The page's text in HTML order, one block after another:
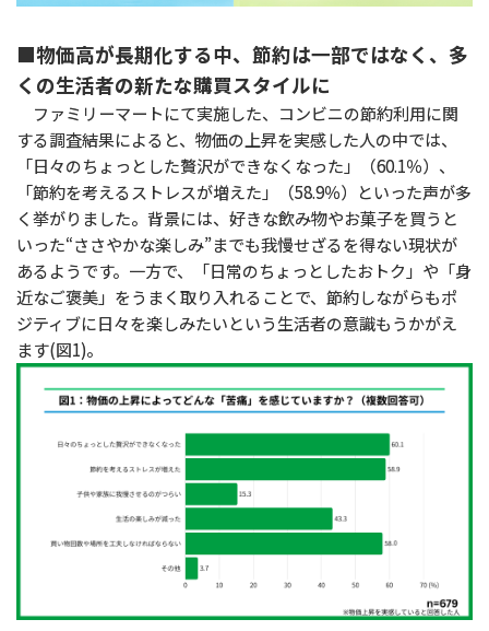
■物価高が長期化する中、節約は一部ではなく、多
くの生活者の新たな購買スタイルに
ファミリーマートにて実施した、コンビニの節約利用に関
する調査結果によると、物価の上昇を実感した人の中では、
「日々のちょっとした贅沢ができなくなった」（60.1％）、
「節約を考えるストレスが増えた」（58.9％）といった声が多
く挙がりました。背景には、好きな飲み物やお菓子を買うと
いった“ささやかな楽しみ”までも我慢せざるを得ない現状が
あるようです。一方で、「日常のちょっとしたおトク」や「身
近なご褒美」をうまく取り入れることで、節約しながらもポ
ジティブに日々を楽しみたいという生活者の意識もうかがえ
ます(図1)。